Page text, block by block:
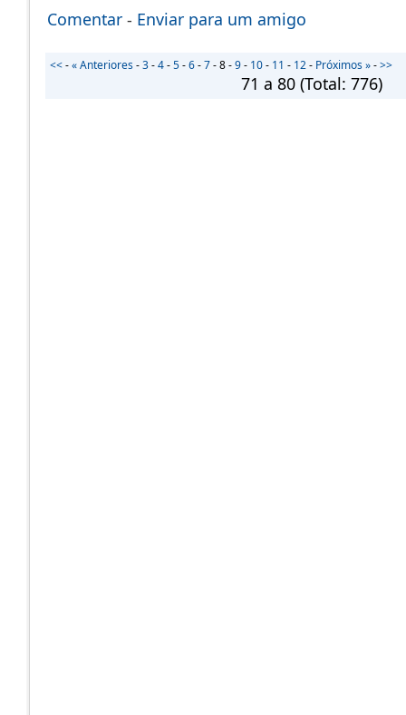
Comentar - Enviar para um amigo
<<-« Anteriores-3-4-5-6-7-8-9- 10- 11 - 12- Próximos »->>
71 a 80 (Total: 776)